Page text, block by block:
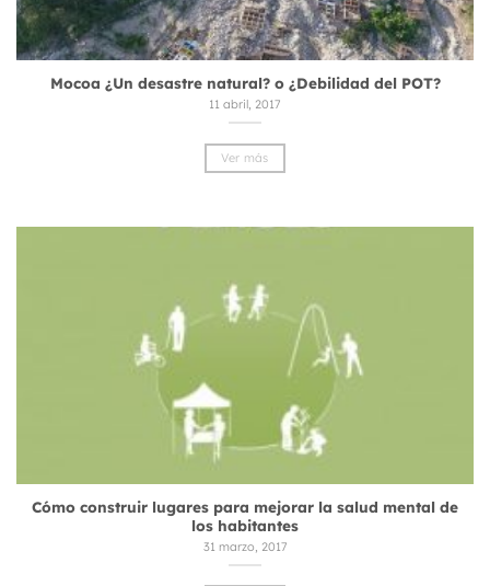
Mocoa ¿Un desastre natural? o ¿Debilidad del POT?
11 abril, 2017
Ver más
Cómo construir lugares para mejorar la salud mental de
los habitantes
31 marzo, 2017